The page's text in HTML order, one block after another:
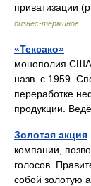
приватизации
бизнес-терминов
«Тексако» — (
монополия
назв. с 1959.
переработке
продукции.
Золотая акция
компании,
голосов.
собой золотую